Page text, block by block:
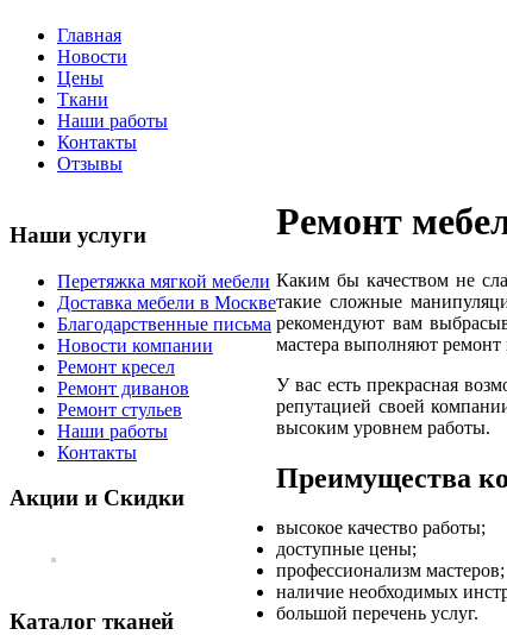
Главная
Новости
Цены
Ткани
Наши работы
Контакты
Отзывы
Наши услуги
Перетяжка мягкой мебели
Доставка мебели в Москве
Благодарственные письма
Новости компании
Ремонт кресел
Ремонт диванов
Ремонт стульев
Наши работы
Контакты
Акции и Скидки
Каталог тканей
Ремонт
Каким бы качеством не
такие сложные
рекомендуют вам
мастера выполняют ремонт
У вас есть прекрасная
репутацией своей
высоким уровнем работы.
Преимущества
высокое качество работы;
доступные цены;
профессионализм мастеров;
наличие необходимых
большой перечень услуг.